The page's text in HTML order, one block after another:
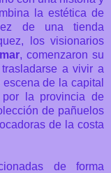
la estética de
de una tienda
los visionarios
, comenzaron su
a vivir a
de la capital
la provincia de
de pañuelos
de la costa
de forma